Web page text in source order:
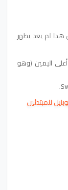
هذا لم يعد يظهر
اليمين (وهو